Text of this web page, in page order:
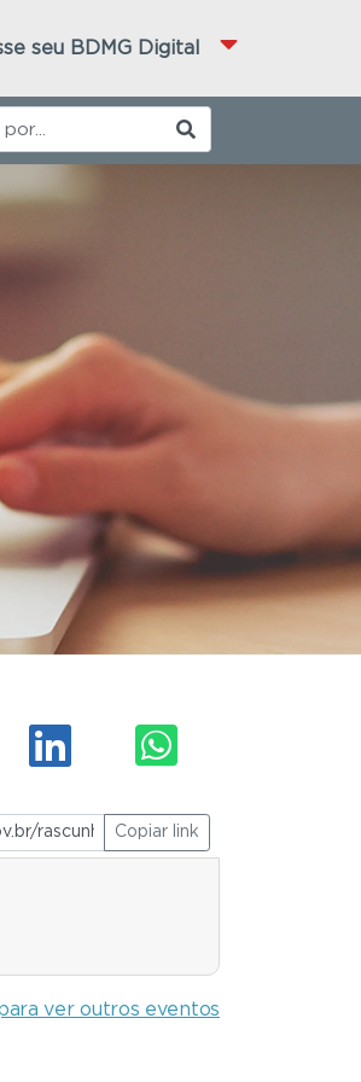
seu BDMG Digital
Copiar link
ver outros eventos